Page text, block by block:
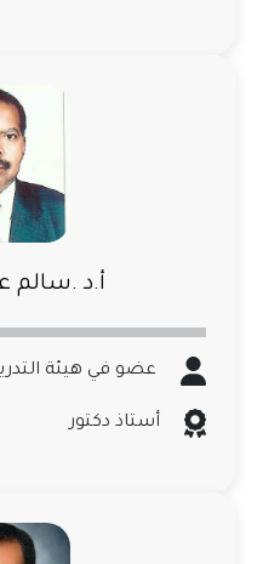
أ.د
عضو في هيئة
أستاذ دكتور